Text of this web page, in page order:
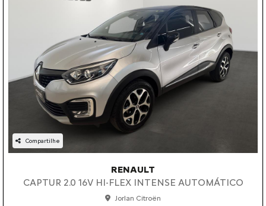
Compartilhe
RENAULT
CAPTUR 2.0 16V HI-FLEX INTENSE AUTOMÁTICO
Jorlan Citroën